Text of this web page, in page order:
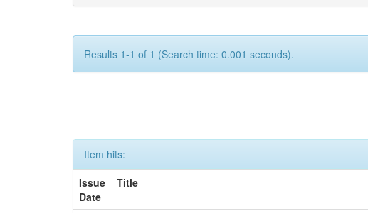
Results 1-1 of 1 (Search time: 0.001 seconds).
Item hits:
Issue
Date
Title